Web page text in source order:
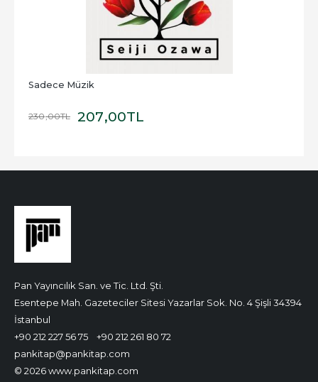
Sadece Müzik
230,00TL 207,00TL
Pan Yayıncılık San. ve Tic. Ltd. Şti.
Esentepe Mah. Gazeteciler Sitesi Yazarlar Sok. No. 4 Şişli 34394
İstanbul
+90 212 227 56 75
+90 212 261 80 72
pankitap@pankitap.com
© 2026 www.pankitap.com